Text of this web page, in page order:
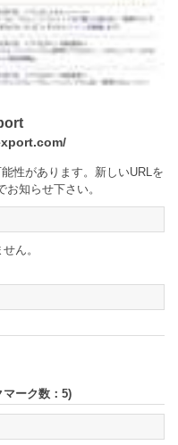
性があります。新しいURLを
知らせ下さい。
ん。
ーク数： 5)